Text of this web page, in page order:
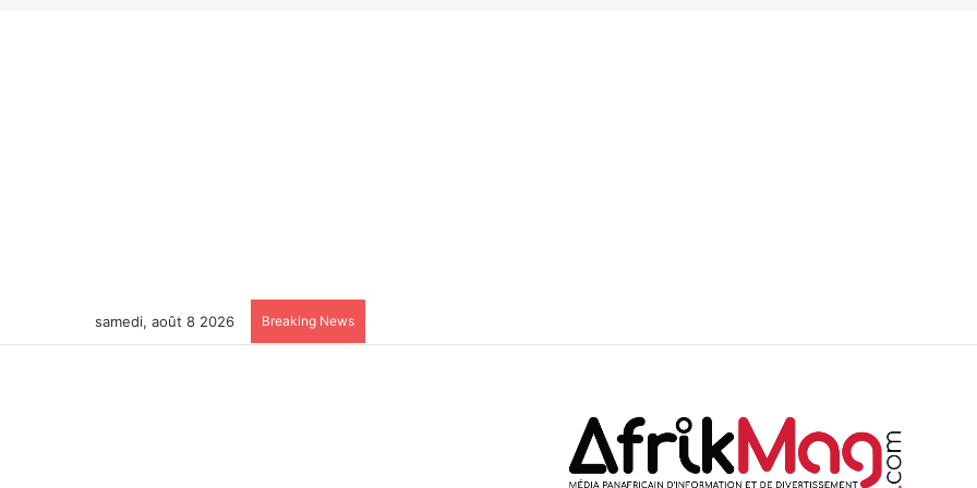
samedi, août 8 2026 Breaking News